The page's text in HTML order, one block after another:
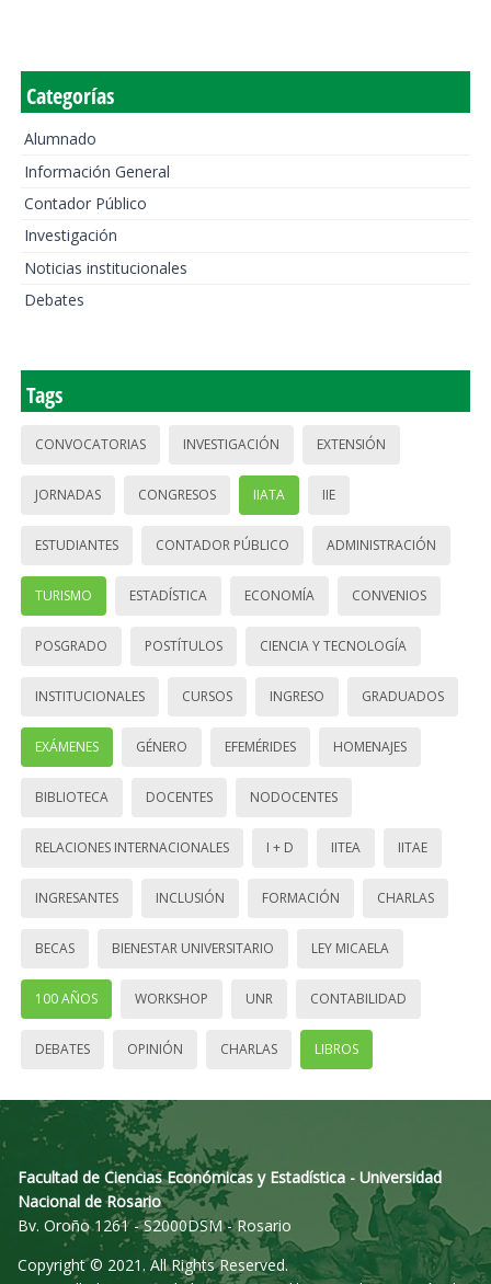
Categorías
Alumnado
Información General
Contador Público
Investigación
Noticias institucionales
Debates
Tags
CONVOCATORIAS INVESTIGACIÓN EXTENSIÓN
JORNADAS CONGRESOS IIATA IIE
ESTUDIANTES CONTADOR PÚBLICO ADMINISTRACIÓN
TURISMO ESTADÍSTICA ECONOMÍA CONVENIOS
POSGRADO POSTÍTULOS CIENCIA Y TECNOLOGÍA
INSTITUCIONALES CURSOS INGRESO GRADUADOS
EXÁMENES GÉNERO EFEMÉRIDES HOMENAJES
BIBLIOTECA DOCENTES NODOCENTES
RELACIONES INTERNACIONALES I + D IITEA IITAE
INGRESANTES INCLUSIÓN FORMACIÓN CHARLAS
BECAS BIENESTAR UNIVERSITARIO LEY MICAELA
100 AÑOS WORKSHOP UNR CONTABILIDAD
DEBATES OPINIÓN CHARLAS LIBROS
Facultad de Ciencias Económicas y Estadística - Universidad
Nacional de Rosario
Bv. Oroño 1261 - S2000DSM - Rosario
Copyright © 2021. All Rights Reserved.